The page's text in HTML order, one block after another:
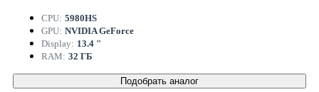
CPU: 5980HS
GPU: NVIDIA GeForce
Display: 13.4 "
RAM: 32 ГБ
Подобрать аналог